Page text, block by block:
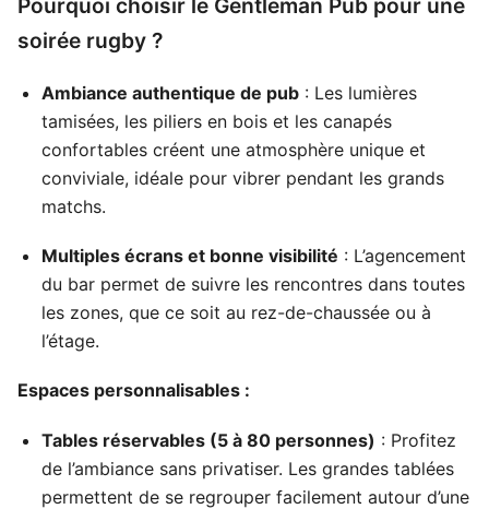
Pourquoi choisir le Gentleman Pub pour une
soirée rugby ?
Ambiance authentique de pub : Les lumières
tamisées, les piliers en bois et les canapés
confortables créent une atmosphère unique et
conviviale, idéale pour vibrer pendant les grands
matchs.
Multiples écrans et bonne visibilité : L’agencement
du bar permet de suivre les rencontres dans toutes
les zones, que ce soit au rez-de-chaussée ou à
l’étage.
Espaces personnalisables :
Tables réservables (5 à 80 personnes) : Profitez
de l’ambiance sans privatiser. Les grandes tablées
permettent de se regrouper facilement autour d’une